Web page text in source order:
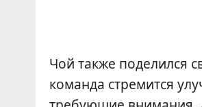
Чой также поделился
команда стремится